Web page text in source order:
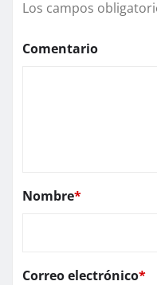
Los campos
Comentario
Nombre*
Correo electrónico*